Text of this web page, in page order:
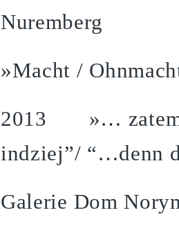
Nuremberg
»Macht /
2013 »… zatem
indziej”/ “…denn
Galerie Dom